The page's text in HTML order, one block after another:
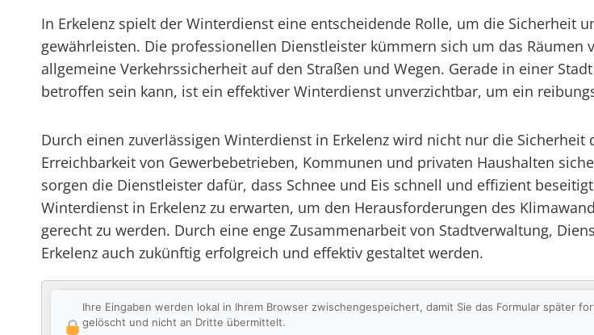
In Erkelenz spielt der Winterdienst eine entscheidende Rolle, um die Sicherheit
gewährleisten. Die professionellen Dienstleister kümmern sich um das Räumen
allgemeine Verkehrssicherheit auf den Straßen und Wegen. Gerade in einer
betroffen sein kann, ist ein effektiver Winterdienst unverzichtbar, um ein
Durch einen zuverlässigen Winterdienst in Erkelenz wird nicht nur die
Erreichbarkeit von Gewerbebetrieben, Kommunen und privaten Haushalten
sorgen die Dienstleister dafür, dass Schnee und Eis schnell und effizient
Winterdienst in Erkelenz zu erwarten, um den Herausforderungen des
gerecht zu werden. Durch eine enge Zusammenarbeit von Stadtverwaltung,
Erkelenz auch zukünftig erfolgreich und effektiv gestaltet werden.
Ihre Eingaben werden lokal in Ihrem Browser zwischengespeichert, damit Sie das Formular später
gelöscht und nicht an Dritte übermittelt.